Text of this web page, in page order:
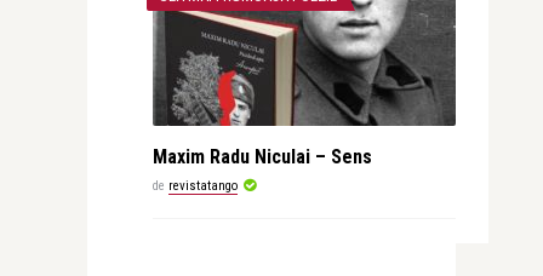
Maxim Radu Niculai – Sens
de revistatango